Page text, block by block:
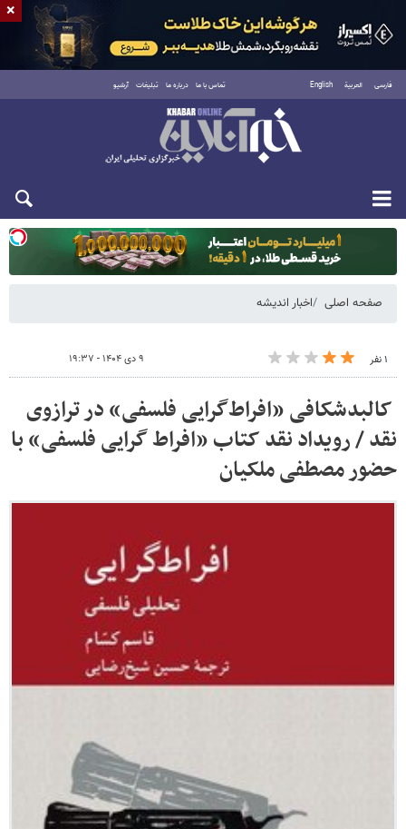
فارسی العربية English تماس با ما درباره ما تبلیغات آرشیو
یکشنبه ۱۸ مرداد ۱۴۰۵
صفحه اصلی اخبار اندیشه
۱ نفر ۹ دی ۱۴۰۴ - ۱۹:۳۷
کالبدشکافی «افراط‌گرایی فلسفی» در ترازوی
نقد / رویداد نقد کتاب «افراط گرایی فلسفی» با
حضور مصطفی ملکیان
×